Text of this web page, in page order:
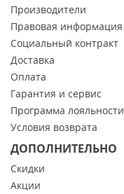
Производители
Правовая информация
Социальный контракт
Доставка
Оплата
Гарантия и сервис
Программа лояльности
Условия возврата
ДОПОЛНИТЕЛЬНО
Скидки
Акции